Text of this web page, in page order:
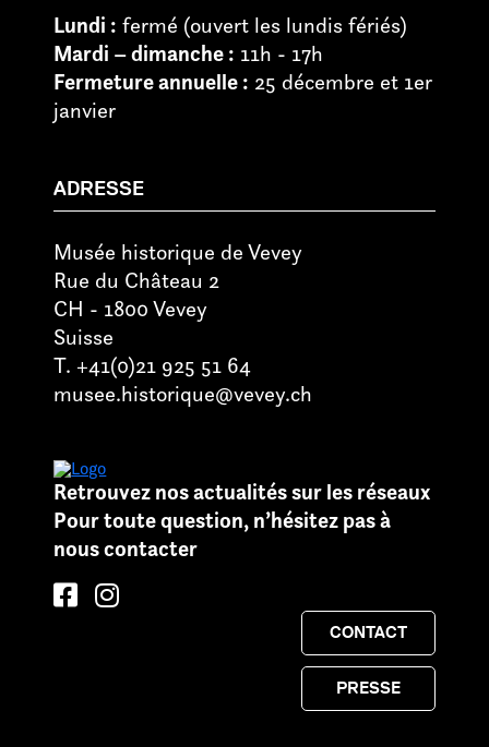
Lundi : fermé (ouvert les lundis fériés)
Mardi – dimanche : 11h - 17h
Fermeture annuelle : 25 décembre et 1er
janvier
ADRESSE
Musée historique de Vevey
Rue du Château 2
CH - 1800 Vevey
Suisse
T. +41(0)21 925 51 64
musee.historique@vevey.ch
Retrouvez nos actualités sur les réseaux
Pour toute question, n’hésitez pas à
nous contacter
CONTACT
PRESSE